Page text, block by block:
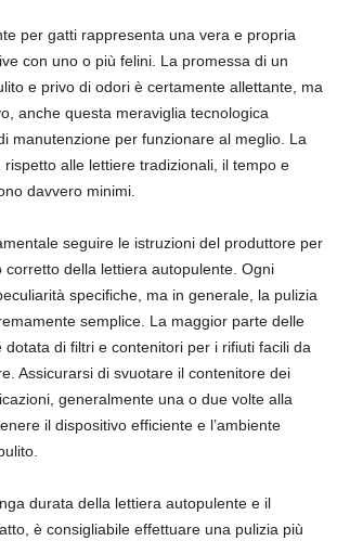
per gatti rappresenta una vera e propria
con uno o più felini. La promessa di un
e privo di odori è certamente allettante, ma
anche questa meraviglia tecnologica
manutenzione per funzionare al meglio. La
rispetto alle lettiere tradizionali, il tempo e
davvero minimi.
seguire le istruzioni del produttore per
corretto della lettiera autopulente. Ogni
specifiche, ma in generale, la pulizia
semplice. La maggior parte delle
dotata di filtri e contenitori per i rifiuti facili da
Assicurarsi di svuotare il contenitore dei
generalmente una o due volte alla
il dispositivo efficiente e l’ambiente
durata della lettiera autopulente e il
è consigliabile effettuare una pulizia più